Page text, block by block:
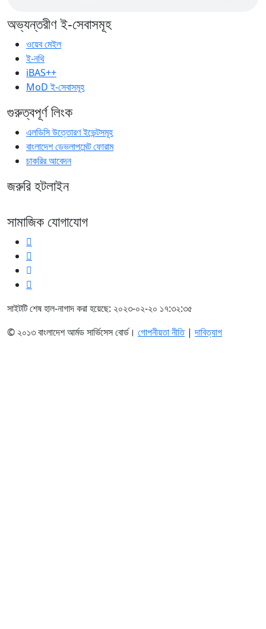
অভ্যন্তরীণ ই-সেবাসমূহ
ওয়েব মেইল
ই-নথি
iBAS++
MoD ই-সেবাসমূহ
গুরুত্বপূর্ণ লিংক
এলডিসি উত্তোরণ ইভেন্টসমূহ
বাংলাদেশ ডেভলাপমেন্ট ফোরাম
চাকরির আবেদন
জরুরি হটলাইন
সামাজিক যোগাযোগ
সাইটটি শেষ হাল-নাগাদ করা হয়েছে: ২০২৩-০২-২০ ১৭:৩২:৩৫
© ২০১৩ বাংলাদেশ আর্মড সার্ভিসেস বোর্ড। গোপনীয়তা নীতি|দাবিত্যাগ